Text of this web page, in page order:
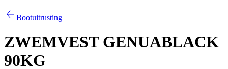
Bootuitrusting
ZWEMVEST GENUABLACK
90KG